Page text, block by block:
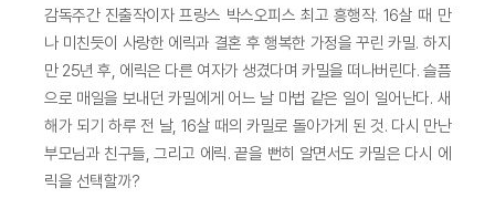
감독주간 진출작이자 프랑스 박스오피스 최고 흥행작. 16살 때 만
나 미친듯이 사랑한 에릭과 결혼 후 행복한 가정을 꾸린 카밀. 하지
만 25년 후, 에릭은 다른 여자가 생겼다며 카밀을 떠나버린다. 슬픔
으로 매일을 보내던 카밀에게 어느 날 마법 같은 일이 일어난다. 새
해가 되기 하루 전 날, 16살 때의 카밀로 돌아가게 된 것. 다시 만난
부모님과 친구들, 그리고 에릭. 끝을 뻔히 알면서도 카밀은 다시 에
릭을 선택할까?